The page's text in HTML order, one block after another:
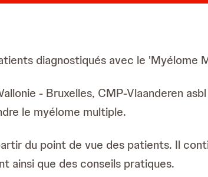
diagnostiqués avec le 'Myélome
- Bruxelles, CMP-Vlaanderen
le myélome multiple.
du point de vue des patients. Il
ainsi que des conseils pratiques.